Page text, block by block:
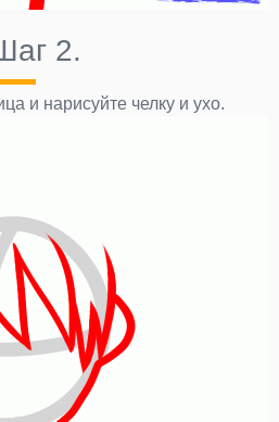
2.
и нарисуйте челку и ухо.